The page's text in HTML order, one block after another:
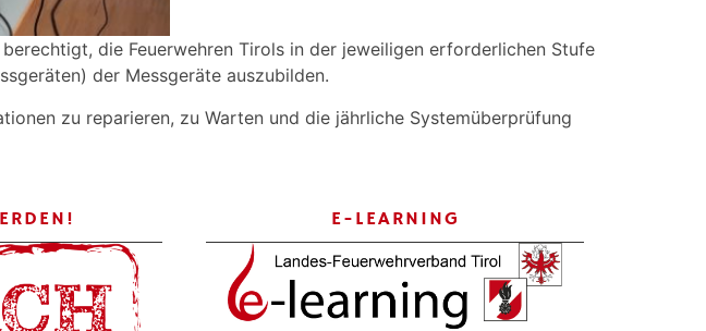
berechtigt, die Feuerwehren Tirols in der jeweiligen erforderlichen Stufe
der Messgeräte auszubilden.
zu reparieren, zu Warten und die jährliche Systemüberprüfung
E-LEARNING